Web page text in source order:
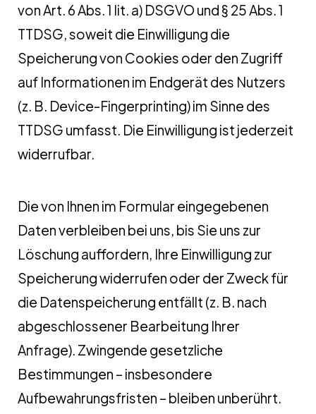
von Art. 6 Abs. 1 lit. a) DSGVO und § 25 Abs. 1
TTDSG, soweit die Einwilligung die
Speicherung von Cookies oder den Zugriff
auf Informationen im Endgerät des Nutzers
(z. B. Device-Fingerprinting) im Sinne des
TTDSG umfasst. Die Einwilligung ist jederzeit
widerrufbar.
Die von Ihnen im Formular eingegebenen
Daten verbleiben bei uns, bis Sie uns zur
Löschung auffordern, Ihre Einwilligung zur
Speicherung widerrufen oder der Zweck für
die Datenspeicherung entfällt (z. B. nach
abgeschlossener Bearbeitung Ihrer
Anfrage). Zwingende gesetzliche
Bestimmungen – insbesondere
Aufbewahrungsfristen – bleiben unberührt.